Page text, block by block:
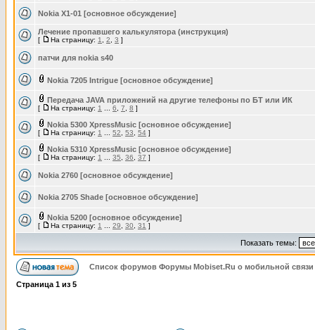
Nokia X1-01 [основное обсуждение]
Лечение пропавшего калькулятора (инструкция)
[ На страницу: 1 2 3 ]
патчи для nokia s40
Nokia 7205 Intrigue [основное обсуждение]
Передача JAVA приложений на другие телефоны по БТ или ИК
[ На страницу: 1 6 7 8 ]
Nokia 5300 XpressMusic [основное обсуждение]
[ На страницу: 1 52 53 54 ]
Nokia 5310 XpressMusic [основное обсуждение]
[ На страницу: 1 35 36 37 ]
Nokia 2760 [основное обсуждение]
Nokia 2705 Shade [основное обсуждение]
Nokia 5200 [основное обсуждение]
[ На страницу: 1 29 30 31 ]
Показать темы:
Список форумов Форумы Mobiset.Ru о мобильной связи
Страница 1 из 5